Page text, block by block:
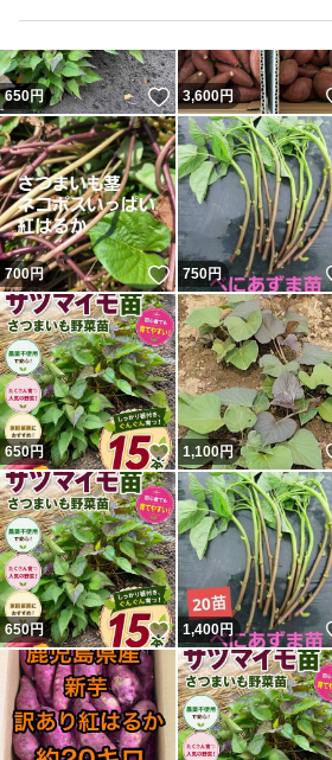
到着したら開封し、立てて保存をし
なるべく早く植え付けを行って下さ
も根付きます
500本、1000本お問い合わせ下さい
培養土袋やプランター、バケツ植え
ングが楽しめます
ナマモノであること十分理解した上
650円 いいね！
3,600円
700円 いいね！
750円
650円 いいね！
1,100円
650円 いいね！
1,400円